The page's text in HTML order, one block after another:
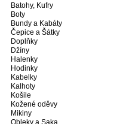
Batohy, Kufry
Boty
Bundy a Kabáty
Čepice a Šátky
Doplňky
Džíny
Halenky
Hodinky
Kabelky
Kalhoty
Košile
Kožené oděvy
Mikiny
Obleky a Saka